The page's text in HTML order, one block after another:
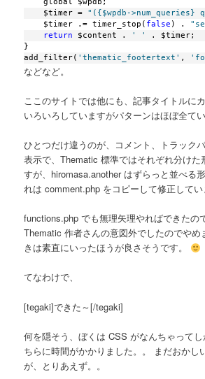
    $timer =
"({$wpdb->num_queries}
    $timer .= timer_stop(
false ) .
return $content . ' '
. $timer;
}
add_filter( 'thematic_footertext' ,
などなど。
ここのサイトでは他にも、記事タイトルに
いろいろしていますがパターンはほぼ全て
ひとつだけ違うのが、コメント、トラック
表示で、Thematic 標準ではそれぞれ分けた
すが、hiromasa.another はずらっと並べる
れは comment.php をコピーして修正してい
functions.php でも無理矢理やればできたの
Thematic 作者さんの意図外でしたのでやめ
きは素直にいったほうが良さそうです。
てなわけで、
[tegaki]できた～[/tegaki]
何を隠そう、ぼくは CSS がなんちゃって
ちらに時間がかかりました。。 まだおかし
が、とりあえず。。